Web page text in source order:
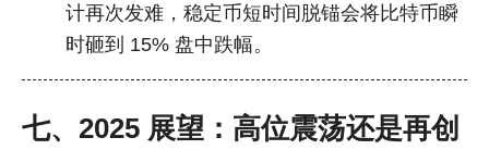
计再次发难，稳定币短时间脱锚会将比特币瞬
时砸到 15% 盘中跌幅。
七、2025 展望：高位震荡还是再创